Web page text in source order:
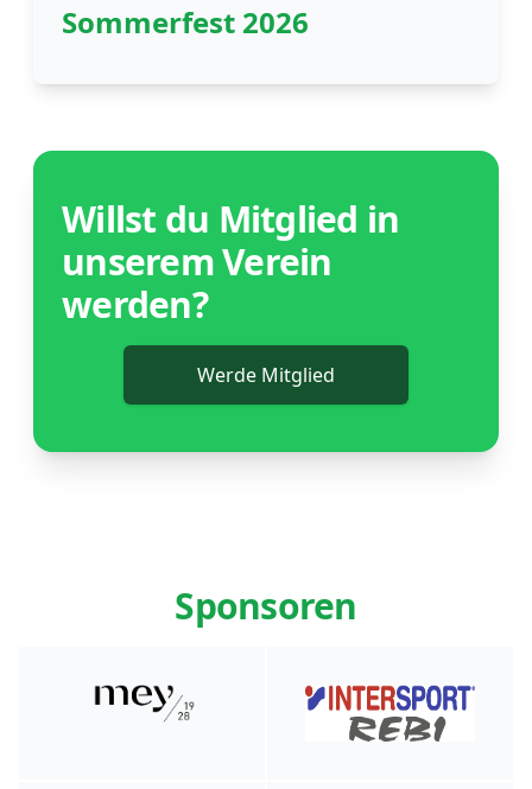
Sommerfest 2026
Willst du Mitglied in
unserem Verein
werden?
Werde Mitglied
Sponsoren